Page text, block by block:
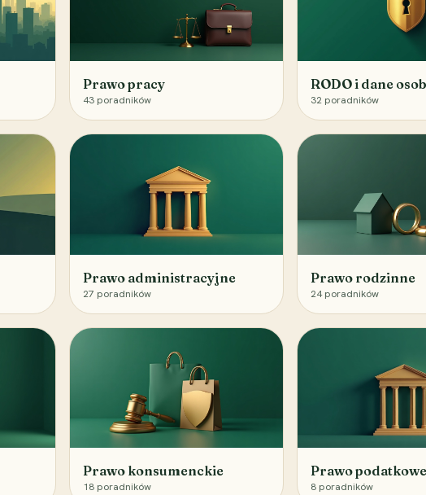
Prawo pracy
43 poradników
RODO i dane
32 poradników
Prawo administracyjne
27 poradników
Prawo rodzinne
24 poradników
Prawo konsumenckie
18 poradników
Prawo podatkowe
8 poradników